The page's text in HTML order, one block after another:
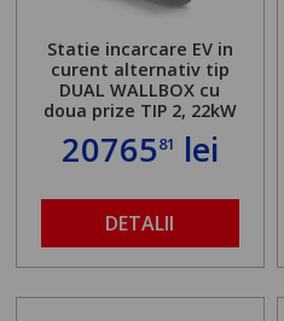
Statie incarcare EV in
curent alternativ tip
DUAL WALLBOX cu
doua prize TIP 2, 22kW
2076581 lei
DETALII